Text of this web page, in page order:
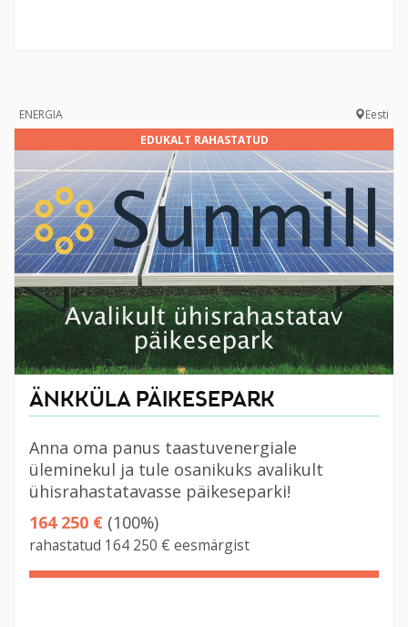
ENERGIA
Eesti
EDUKALT RAHASTATUD
ÄNKKÜLA PÄIKESEPARK
Anna oma panus taastuvenergiale
üleminekul ja tule osanikuks avalikult
ühisrahastatavasse päikeseparki!
164 250 € (100%)
rahastatud 164 250 € eesmärgist
100%